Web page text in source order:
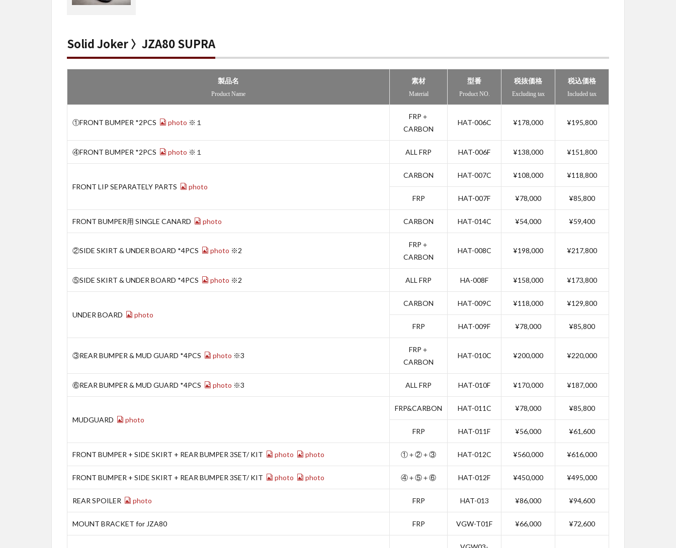
Solid Joker 〉JZA80 SUPRA
製品名
Product Name
素材
Material
型番
Product NO.
税抜価格
Excluding tax
税込価格
Included tax
①FRONT BUMPER *2PCS photo ※１
FRP＋
CARBON
HAT-006C ¥178,000 ¥195,800
④FRONT BUMPER *2PCS photo ※１ ALL FRP HAT-006F ¥138,000 ¥151,800
FRONT LIP SEPARATELY PARTS photo
CARBON HAT-007C ¥108,000 ¥118,800
FRP HAT-007F ¥78,000 ¥85,800
FRONT BUMPER用 SINGLE CANARD photo CARBON HAT-014C ¥54,000 ¥59,400
②SIDE SKIRT & UNDER BOARD *4PCS photo ※2
FRP＋
CARBON
HAT-008C ¥198,000 ¥217,800
⑤SIDE SKIRT & UNDER BOARD *4PCS photo ※2 ALL FRP HA-008F ¥158,000 ¥173,800
UNDER BOARD photo
CARBON HAT-009C ¥118,000 ¥129,800
FRP HAT-009F ¥78,000 ¥85,800
③REAR BUMPER & MUD GUARD *4PCS photo ※3
FRP＋
CARBON
HAT-010C ¥200,000 ¥220,000
⑥REAR BUMPER & MUD GUARD *4PCS photo ※3 ALL FRP HAT-010F ¥170,000 ¥187,000
MUDGUARD photo
FRP&CARBON HAT-011C ¥78,000 ¥85,800
FRP HAT-011F ¥56,000 ¥61,600
FRONT BUMPER + SIDE SKIRT + REAR BUMPER 3SET/ KIT photo photo ①＋②＋③ HAT-012C ¥560,000 ¥616,000
FRONT BUMPER + SIDE SKIRT + REAR BUMPER 3SET/ KIT photo photo ④＋⑤＋⑥ HAT-012F ¥450,000 ¥495,000
REAR SPOILER photo FRP HAT-013 ¥86,000 ¥94,600
MOUNT BRACKET for JZA80 FRP VGW-T01F ¥66,000 ¥72,600